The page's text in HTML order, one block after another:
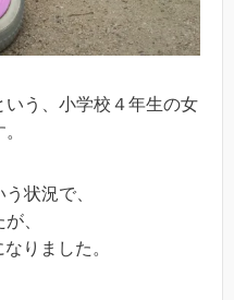
いう、小学校４年生の女
状況で、
、
りました。